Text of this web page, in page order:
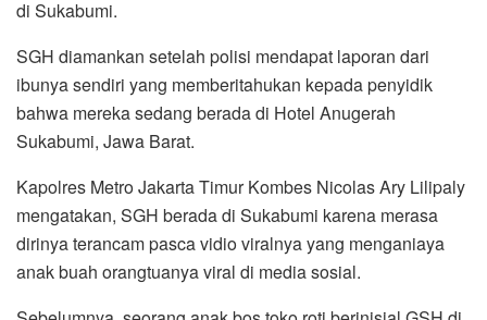
di Sukabumi.
SGH diamankan setelah polisi mendapat laporan dari
ibunya sendiri yang memberitahukan kepada penyidik
bahwa mereka sedang berada di Hotel Anugerah
Sukabumi, Jawa Barat.
Kapolres Metro Jakarta Timur Kombes Nicolas Ary Lilipaly
mengatakan, SGH berada di Sukabumi karena merasa
dirinya terancam pasca vidio viralnya yang menganiaya
anak buah orangtuanya viral di media sosial.